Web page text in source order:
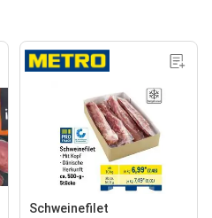
Schweinefilet